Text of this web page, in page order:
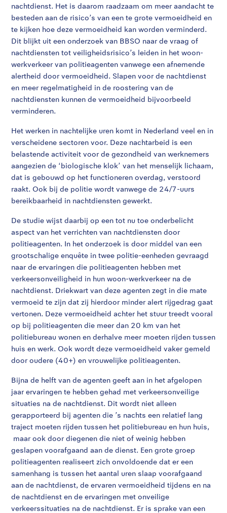
nachtdienst. Het is daarom raadzaam om meer aandacht te
besteden aan de risico’s van een te grote vermoeidheid en
te kijken hoe deze vermoeidheid kan worden verminderd.
Dit blijkt uit een onderzoek van BBSO naar de vraag of
nachtdiensten tot veiligheidsrisico’s leiden in het woon-
werkverkeer van politieagenten vanwege een afnemende
alertheid door vermoeidheid. Slapen voor de nachtdienst
en meer regelmatigheid in de roostering van de
nachtdiensten kunnen de vermoeidheid bijvoorbeeld
verminderen.
Het werken in nachtelijke uren komt in Nederland veel en in
verscheidene sectoren voor. Deze nachtarbeid is een
belastende activiteit voor de gezondheid van werknemers
aangezien de ‘biologische klok’ van het menselijk lichaam,
dat is gebouwd op het functioneren overdag, verstoord
raakt. Ook bij de politie wordt vanwege de 24/7-uurs
bereikbaarheid in nachtdiensten gewerkt.
De studie wijst daarbij op een tot nu toe onderbelicht
aspect van het verrichten van nachtdiensten door
politieagenten. In het onderzoek is door middel van een
grootschalige enquête in twee politie-eenheden gevraagd
naar de ervaringen die politieagenten hebben met
verkeersonveiligheid in hun woon-werkverkeer na de
nachtdienst. Driekwart van deze agenten zegt in die mate
vermoeid te zijn dat zij hierdoor minder alert rijgedrag gaat
vertonen. Deze vermoeidheid achter het stuur treedt vooral
op bij politieagenten die meer dan 20 km van het
politiebureau wonen en derhalve meer moeten rijden tussen
huis en werk. Ook wordt deze vermoeidheid vaker gemeld
door oudere (40+) en vrouwelijke politieagenten.
Bijna de helft van de agenten geeft aan in het afgelopen
jaar ervaringen te hebben gehad met verkeersonveilige
situaties na de nachtdienst. Dit wordt niet alleen
gerapporteerd bij agenten die ’s nachts een relatief lang
traject moeten rijden tussen het politiebureau en hun huis,
maar ook door diegenen die niet of weinig hebben
geslapen voorafgaand aan de dienst. Een grote groep
politieagenten realiseert zich onvoldoende dat er een
samenhang is tussen het aantal uren slaap voorafgaand
aan de nachtdienst, de ervaren vermoeidheid tijdens en na
de nachtdienst en de ervaringen met onveilige
verkeerssituaties na de nachtdienst. Er is sprake van een